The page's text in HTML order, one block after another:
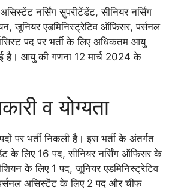
नर्सिंग सुपरीटेंडेंट, सीनियर नर्सिंग
जूनियर एडमिनिस्ट्रेटिव ऑफिसर, पर्सनल
पद पर भर्ती के लिए अधिकतम आयु
है। आयु की गणना 12 मार्च 2024 के
व योग्यता
पर भर्ती निकली है। इस भर्ती के अंतर्गत
के लिए 16 पद, सीनियर नर्सिंग ऑफिसर के
के लिए 1 पद, जूनियर एडमिनिस्ट्रेटिव
असिस्टेंट के लिए 2 पद और चीफ